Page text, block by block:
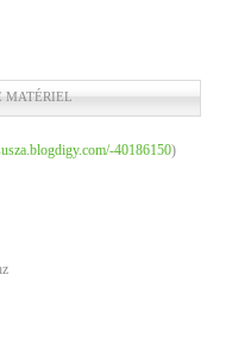
MATÉRIEL
40186150)